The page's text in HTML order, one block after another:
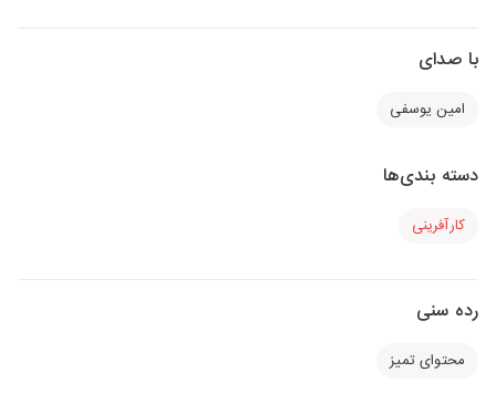
با صدای
امین یوسفی
دسته بندی‌ها
کارآفرینی
رده سنی
محتوای تمیز